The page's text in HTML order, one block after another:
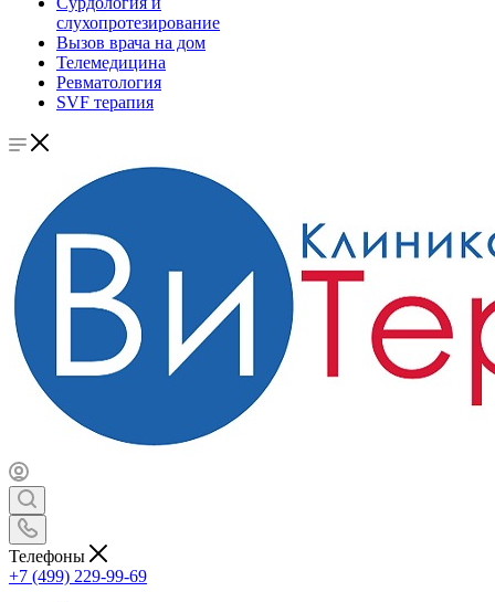
слухопротезирование
Вызов врача на дом
Телемедицина
Ревматология
SVF терапия
Телефоны
+7 (499) 229-99-69